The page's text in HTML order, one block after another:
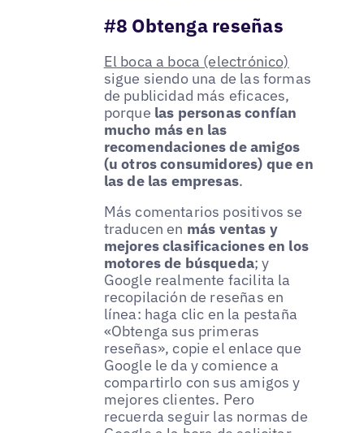
#8 Obtenga reseñas
El boca a boca (electrónico)
sigue siendo una de las formas
de publicidad más eficaces,
porque las personas confían
mucho más en las
recomendaciones de amigos
(u otros consumidores) que en
las de las empresas.
Más comentarios positivos se
traducen en más ventas y
mejores clasificaciones en los
motores de búsqueda; y
Google realmente facilita la
recopilación de reseñas en
línea: haga clic en la pestaña
«Obtenga sus primeras
reseñas», copie el enlace que
Google le da y comience a
compartirlo con sus amigos y
mejores clientes. Pero
recuerda seguir las normas de